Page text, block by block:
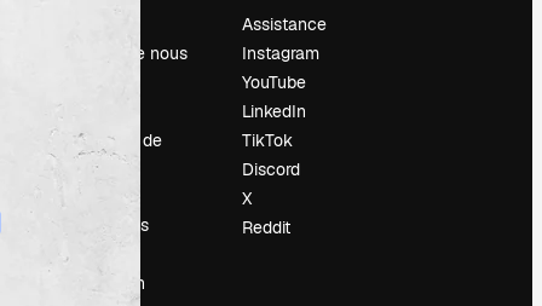
À propos de nous
Carrières
Tendances de
recherche
Blog
Événements
Slidesgo
Vendre mon
Assistance
Instagram
YouTube
LinkedIn
TikTok
Discord
X
Reddit